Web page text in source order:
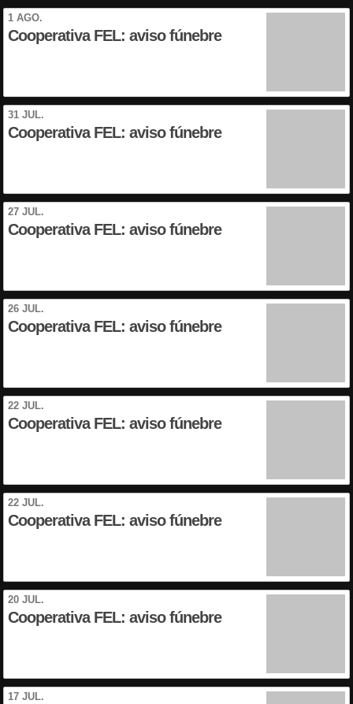
1 AGO.
Cooperativa FEL: aviso fúnebre
31 JUL.
Cooperativa FEL: aviso fúnebre
27 JUL.
Cooperativa FEL: aviso fúnebre
26 JUL.
Cooperativa FEL: aviso fúnebre
22 JUL.
Cooperativa FEL: aviso fúnebre
22 JUL.
Cooperativa FEL: aviso fúnebre
20 JUL.
Cooperativa FEL: aviso fúnebre
17 JUL.